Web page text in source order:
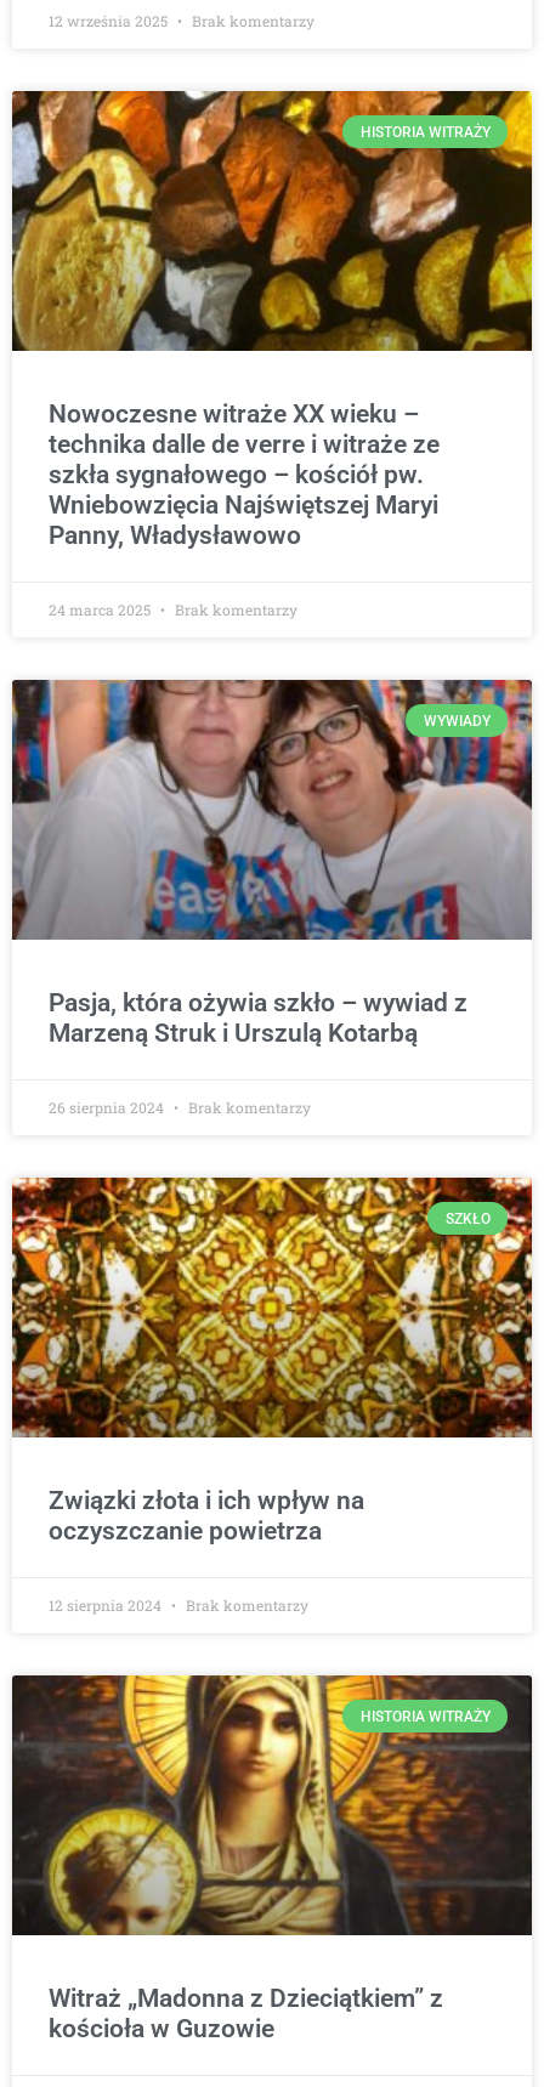
12 września 2025 Brak komentarzy
HISTORIA WITRAŻY
Nowoczesne witraże XX wieku –
technika dalle de verre i witraże ze
szkła sygnałowego – kościół pw.
Wniebowzięcia Najświętszej Maryi
Panny, Władysławowo
24 marca 2025 Brak komentarzy
WYWIADY
Pasja, która ożywia szkło – wywiad z
Marzeną Struk i Urszulą Kotarbą
26 sierpnia 2024 Brak komentarzy
SZKŁO
Związki złota i ich wpływ na
oczyszczanie powietrza
12 sierpnia 2024 Brak komentarzy
HISTORIA WITRAŻY
Witraż „Madonna z Dzieciątkiem” z
kościoła w Guzowie